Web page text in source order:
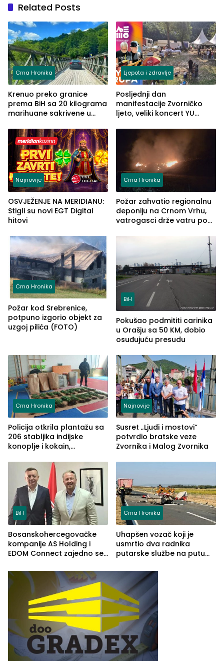
Related Posts
Crna Hronika
Krenuo preko granice
prema BiH sa 20 kilograma
marihuane sakrivene u
Ljepota i zdravlje
Posljednji dan
manifestacije Zvorničko
ljeto, veliki koncert YU
ove godine
Najnovije
OSVJEŽENJE NA MERIDIANU:
Stigli su novi EGT Digital
hitovi
Crna Hronika
Požar zahvatio regionalnu
deponiju na Crnom Vrhu,
vatrogasci drže vatru pod
Crna Hronika
Požar kod Srebrenice,
potpuno izgorio objekt za
uzgoj pilića (FOTO)
BiH
Pokušao podmititi carinika
u Orašju sa 50 KM, dobio
osuđujuću presudu
Crna Hronika
Policija otkrila plantažu sa
206 stabljika indijske
konoplje i kokain,
(FOTO)
Najnovije
Susret „Ljudi i mostovi“
potvrdio bratske veze
Zvornika i Malog Zvornika
BiH
Bosanskohercegovačke
kompanije AS Holding i
EDOM Connect zajedno se
Crna Hronika
Uhapšen vozač koji je
usmrtio dva radnika
putarske službe na putu
(FOTO)